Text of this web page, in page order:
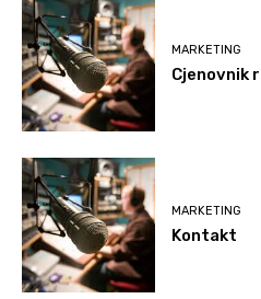
MARKETING
Cjenovnik
MARKETING
Kontakt